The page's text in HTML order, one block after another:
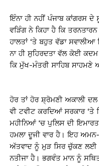
ਇੰਨਾ ਹੀ ਨਹੀਂ ਪੰਜਾਬ ਕਾਂਗਰਸ ਦੇ
ਵੜਿੰਗ ਨੇ ਕਿਹਾ ਹੈ ਕਿ
ਹਾਲਤਾਂ ‘ਤੇ ਬਹੁਤ ਵੱਡਾ
ਨਾ ਹੀ ਸੁਹਿਰਦਤਾ ਵੱਲ ਕੋਈ
ਕਿ ਮੁੱਖ-ਮੰਤਰੀ ਸਾਹਿਬ
ਹੋਰ ਤਾਂ ਹੋਰ ਸ਼੍ਰੋਮਣੀ ਅਕਾਲੀ
ਵੀ ਟਵੀਟ ਕਰਦਿਆਂ ਸਰਕਾਰ ‘ਤੇ
ਮਹੀਨਿਆਂ ‘ਚ ਪੁਲਿਸ ਦੀ
ਹਮਲਾ ਦੂਜੀ ਵਾਰ ਹੈ। ਇਹ
ਅੱਤਵਾਦ ਨੂੰ ਮੁੜ ਸਿਰ ਚੁੱਕਣ ਲਈ
ਨਤੀਜਾ ਹੈ। ਭਗਵੰਤ ਮਾਨ ਨੂੰ